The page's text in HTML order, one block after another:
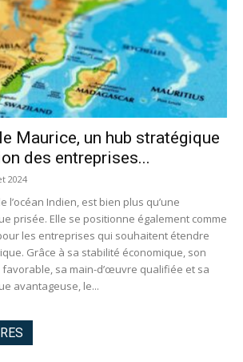
Maurice, un hub stratégique
des entreprises...
2024
l’océan Indien, est bien plus qu’une
prisée. Elle se positionne également comme
les entreprises qui souhaitent étendre
Grâce à sa stabilité économique, son
sa main-d’œuvre qualifiée et sa
avantageuse, le...